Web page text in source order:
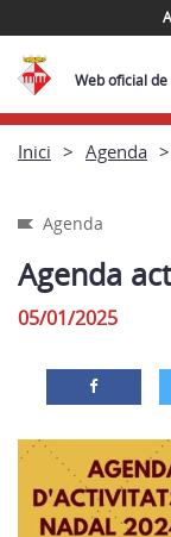
Web oficial
Inici Agenda
Agenda
Agenda
05/01/2025